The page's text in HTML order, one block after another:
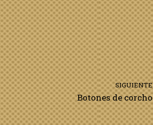
SIGUIENTE
Botones de corcho